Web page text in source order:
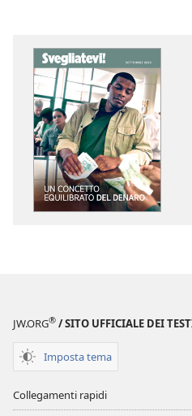
JW.ORG® / SITO UFFICIALE DEI
Imposta tema
Collegamenti rapidi